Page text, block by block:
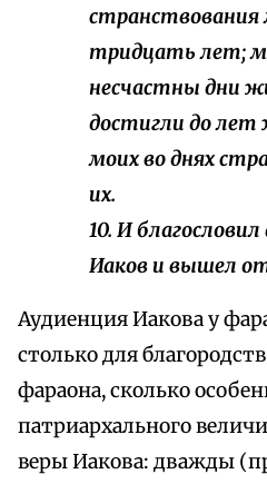
странствования
тридцать лет;
несчастны дни
достигли до
моих во днях
их.
10. И
Иаков и вышел
Аудиенция Иакова у
столько для
фараона, сколько
патриархального
веры Иакова: дважды